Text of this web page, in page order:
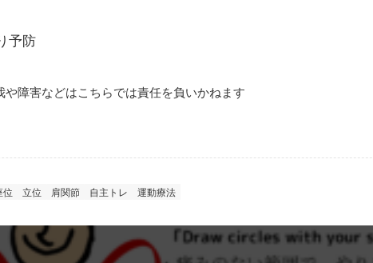
予防
障害などはこちらでは責任を負いかねます
位 立位 肩関節 自主トレ 運動療法